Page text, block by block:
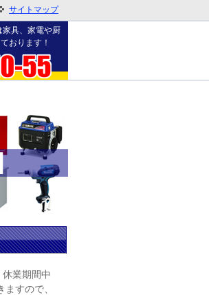
業期間中
すので、
サイトマップ
家具、家電や厨
おります！